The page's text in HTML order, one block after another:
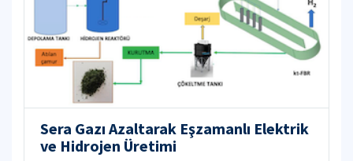
Sera Gazı Azaltarak Eşzamanlı Elektrik
ve Hidrojen Üretimi